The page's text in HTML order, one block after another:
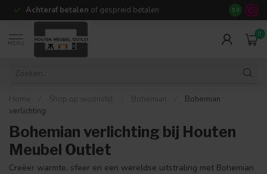
Achteraf betalen of gespreid betalen 14 dagen
9.3
MENU
0
Home Shop op woonstijl Bohemian
Bohemian
verlichting
Bohemian verlichting bij Houten
Meubel Outlet
Creëer warmte, sfeer en een wereldse uitstraling met Bohemian